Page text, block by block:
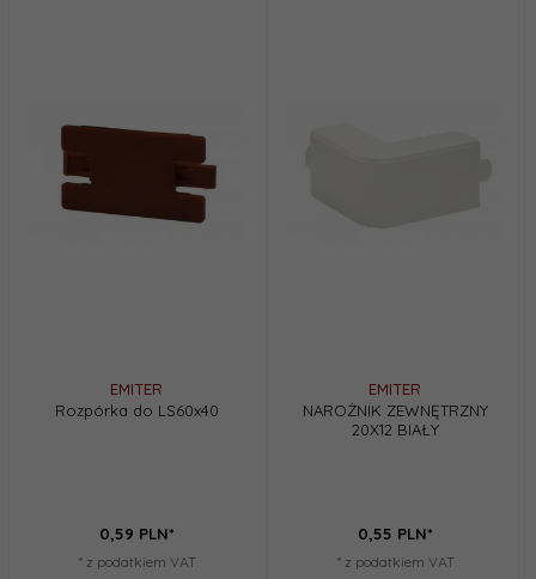
EMITER
Rozpórka do LS60x40
0,59 PLN*
* z podatkiem VAT
EMITER
NAROŻNIK ZEWNĘTRZNY
20X12 BIAŁY
0,55 PLN*
* z podatkiem VAT